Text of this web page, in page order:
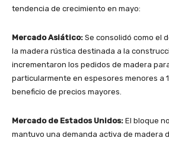
tendencia de crecimiento en mayo:
Mercado Asiático: Se consolidó como el
la madera rústica destinada a la
incrementaron los pedidos de madera
particularmente en espesores menores a
beneficio de precios mayores.
Mercado de Estados Unidos: El bloque
mantuvo una demanda activa de madera